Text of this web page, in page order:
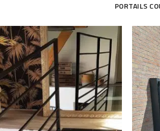
PORTAILS
corps design